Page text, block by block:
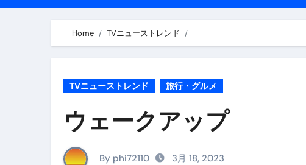
【vlog】超弾丸！！！仕事終わりに3都
TRUE COLORS （ブルーレイディスク）
イタリア料理店【営業風景】週末ビリビ
Home TVニューストレンド
TVニューストレンド 旅行・グルメ
ウェークアップ
By phi72110 3月 18, 2023